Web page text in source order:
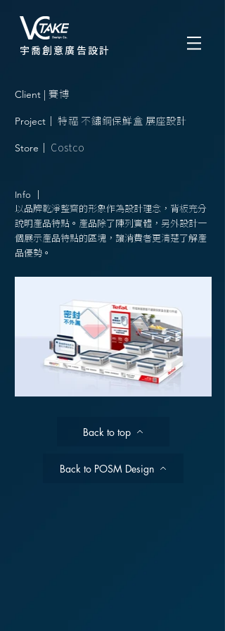
宇喬創意廣告設計
Client | 賽博
Project 特福 不鏽鋼保鮮盒 展座設計
Store Costco
Info
以品牌乾淨整齊的形象作為設計理念，背板充分
說明產品特點。產品除了陳列實體，另外設計一
個展示產品特點的區塊，讓消費者更清楚了解產
品優勢。
Back to top
Back to POSM Design